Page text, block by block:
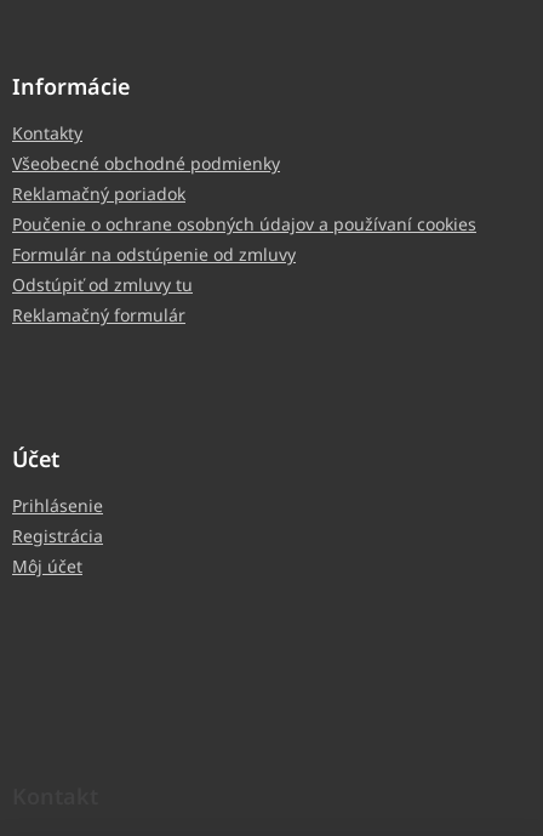
Informácie
Kontakty
Všeobecné obchodné podmienky
Reklamačný poriadok
Poučenie o ochrane osobných údajov a používaní cookies
Formulár na odstúpenie od zmluvy
Odstúpiť od zmluvy tu
Reklamačný formulár
Účet
Prihlásenie
Registrácia
Môj účet